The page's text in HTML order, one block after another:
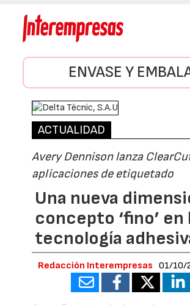
ENVASE Y
ACTUALIDAD
Avery Dennison lanza
aplicaciones de etiquetado
Una nueva
concepto ‘fino’ en
tecnología
Redacción Interempresas 01/10/